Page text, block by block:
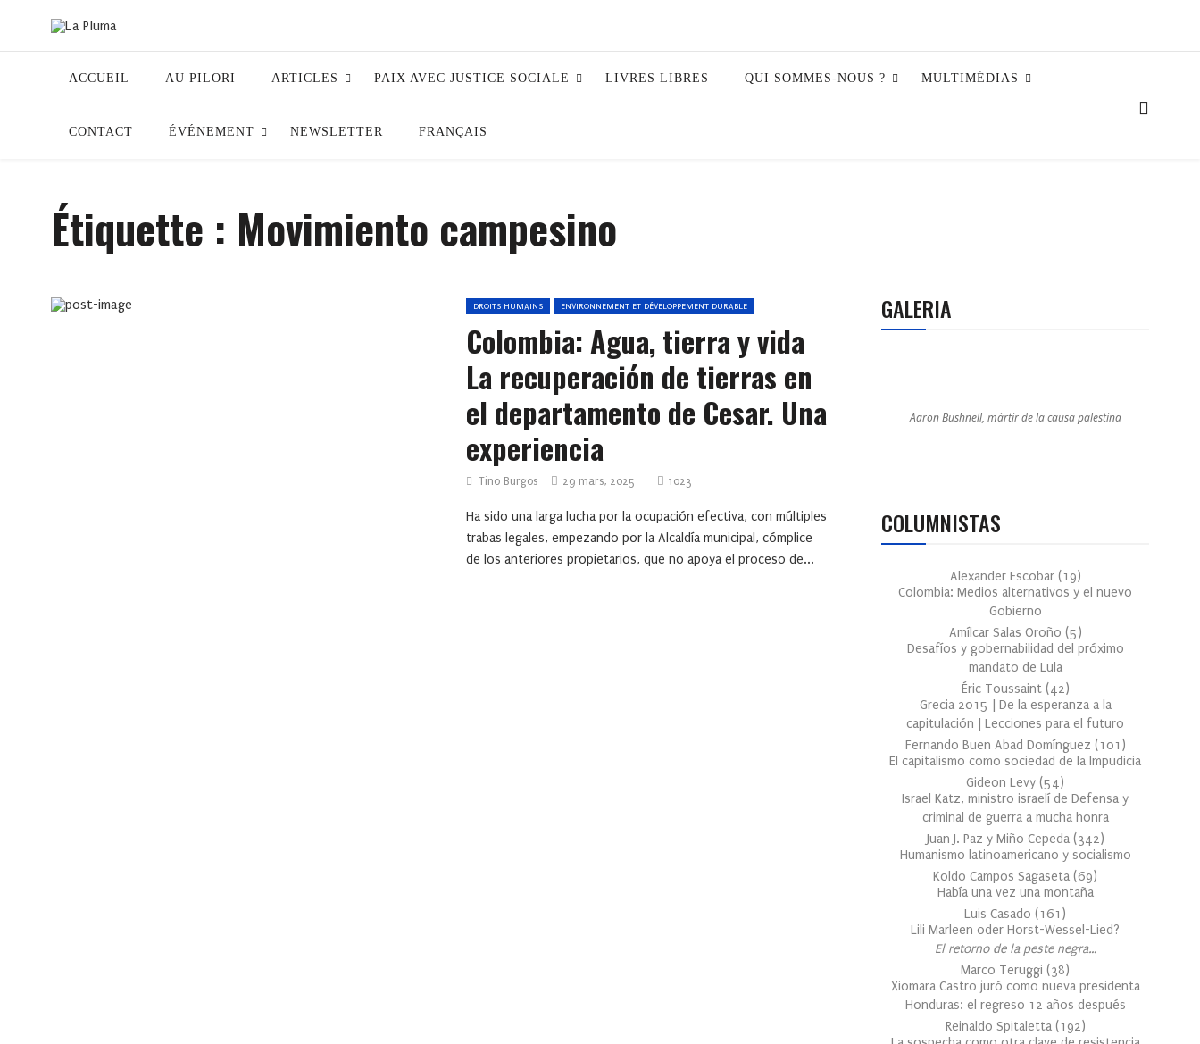
ACCUEIL AU PILORI ARTICLES PAIX AVEC JUSTICE SOCIALE LIVRES LIBRES QUI SOMMES-NOUS ? MULTIMÉDIAS
CONTACT ÉVÉNEMENT NEWSLETTER FRANÇAIS
Étiquette : Movimiento campesino
DROITS HUMAINS ENVIRONNEMENT ET DÉVELOPPEMENT DURABLE
Colombia: Agua, tierra y vida
La recuperación de tierras en
el departamento de Cesar. Una
experiencia
Tino Burgos 29 mars, 2025 1023
Ha sido una larga lucha por la ocupación efectiva, con múltiples
trabas legales, empezando por la Alcaldía municipal, cómplice
de los anteriores propietarios, que no apoya el proceso de...
GALERIA
Aaron Bushnell, mártir de la causa palestina
COLUMNISTAS
Alexander Escobar (19)
Colombia: Medios alternativos y el nuevo
Gobierno
Amílcar Salas Oroño (5)
Desafíos y gobernabilidad del próximo
mandato de Lula
Éric Toussaint (42)
Grecia 2015 | De la esperanza a la
capitulación | Lecciones para el futuro
Fernando Buen Abad Domínguez (101 )
El capitalismo como sociedad de la Impudicia
Gideon Levy (54)
Israel Katz, ministro israelí de Defensa y
criminal de guerra a mucha honra
Juan J. Paz y Miño Cepeda (342)
Humanismo latinoamericano y socialismo
Koldo Campos Sagaseta (69)
Había una vez una montaña
Luis Casado (161 )
Lili Marleen oder Horst-Wessel-Lied?
El retorno de la peste negra…
Marco Teruggi (38)
Xiomara Castro juró como nueva presidenta
Honduras: el regreso 12 años después
Reinaldo Spitaletta (192)